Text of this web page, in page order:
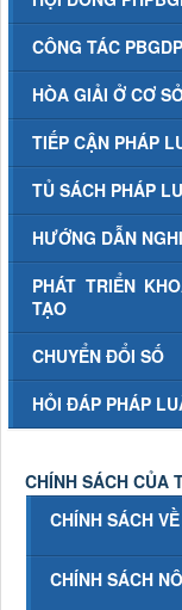
CÔNG TÁC
HÒA GIẢI Ở CƠ
TIẾP CẬN PHÁP
TỦ SÁCH PHÁP
HƯỚNG DẪN
PHÁT TRIỂN
TẠO
CHUYỂN ĐỔI SỐ
HỎI ĐÁP PHÁP
CHÍNH SÁCH CỦA
CHÍNH SÁCH
CHÍNH SÁCH